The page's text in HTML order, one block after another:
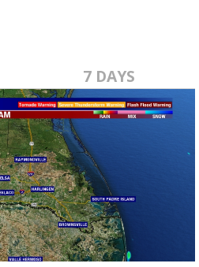
7 DAYS